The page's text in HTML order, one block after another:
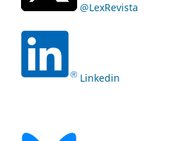
@LexRevista
Linkedin